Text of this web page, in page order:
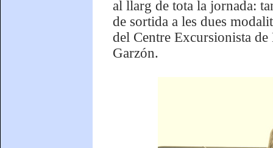
al llarg de tota la jornada:
de sortida a les dues
del Centre Excursionista
Garzón.